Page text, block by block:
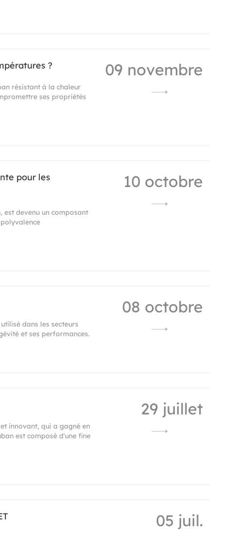
?
résistant à la chaleur
ses propriétés
09 novembre
pour les
est devenu un composant
10 octobre
dans les secteurs
et ses performances.
08 octobre
innovant, qui a gagné en
est composé d'une fine
29 juillet
05 juil.